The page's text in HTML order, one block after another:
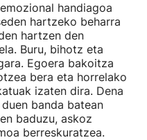
handiagoa
hartzeko beharra
hartzen den
Buru, bihotz eta
Egoera bakoitza
bera eta horrelako
izaten dira. Dena
banda batean
baduzu, askoz
berreskuratzea.